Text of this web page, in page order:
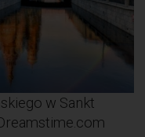
w Sankt